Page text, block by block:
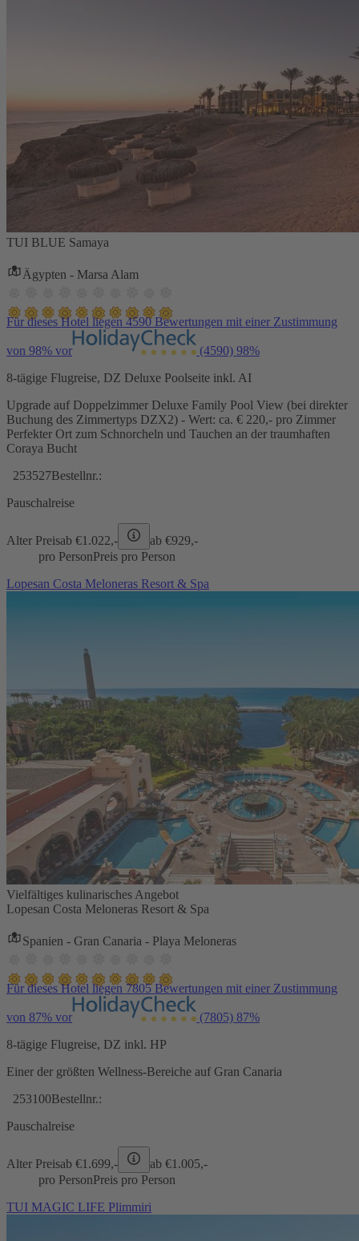
TUI BLUE Samaya
Ägypten - Marsa Alam
Für dieses Hotel liegen 4590 Bewertungen mit einer Zustimmung
von 98% vor (4590) 98%
8-tägige Flugreise, DZ Deluxe Poolseite inkl. AI
Upgrade auf Doppelzimmer Deluxe Family Pool View (bei direkter
Buchung des Zimmertyps DZX2) - Wert: ca. € 220,- pro Zimmer
Perfekter Ort zum Schnorcheln und Tauchen an der traumhaften
Coraya Bucht
253527Bestellnr.:
Pauschalreise
Alter Preisab €1.022,- ab €929,-
pro PersonPreis pro Person
Lopesan Costa Meloneras Resort & Spa
Vielfältiges kulinarisches Angebot
Lopesan Costa Meloneras Resort & Spa
Spanien - Gran Canaria - Playa Meloneras
Für dieses Hotel liegen 7805 Bewertungen mit einer Zustimmung
von 87% vor (7805) 87%
8-tägige Flugreise, DZ inkl. HP
Einer der größten Wellness-Bereiche auf Gran Canaria
253100Bestellnr.:
Pauschalreise
Alter Preisab €1.699,- ab €1.005,-
pro PersonPreis pro Person
TUI MAGIC LIFE Plimmiri